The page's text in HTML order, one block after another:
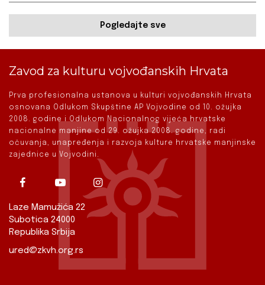
Pogledajte sve
Zavod za kulturu vojvođanskih Hrvata
Prva profesionalna ustanova u kulturi vojvođanskih Hrvata
osnovana Odlukom Skupštine AP Vojvodine od 10. ožujka
2008. godine i Odlukom Nacionalnog vijeća hrvatske
nacionalne manjine od 29. ožujka 2008. godine, radi
očuvanja, unapređenja i razvoja kulture hrvatske manjinske
zajednice u Vojvodini.
Laze Mamužića 22
Subotica 24000
Republika Srbija
ured@zkvh.org.rs